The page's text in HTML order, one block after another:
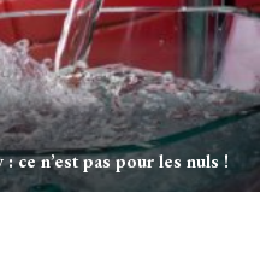
ce n’est pas pour les nuls !